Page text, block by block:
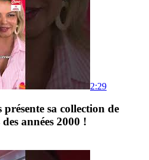
2:29
sa collection de
années 2000 !